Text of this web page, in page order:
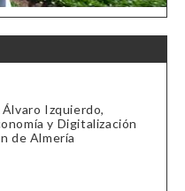
Izquierdo,
y Digitalización
de Almería